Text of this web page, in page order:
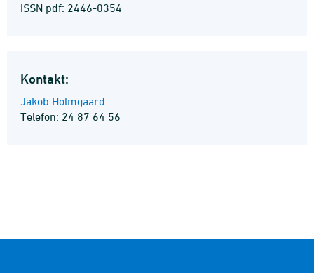
ISSN pdf: 2446-0354
Kontakt:
Jakob Holmgaard
Telefon: 24 87 64 56